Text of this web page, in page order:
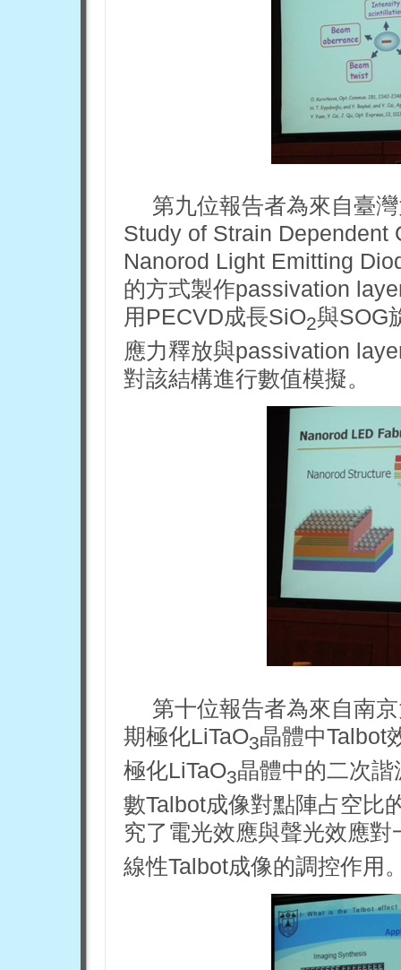
第九位報告者為來自臺
Study of Strain Dependent
Nanorod Light Emitting
的方式製作passivation
用PECVD成長SiO2與SOG
應力釋放與passivation
對該結構進行數值模擬。
第十位報告者為來自南
期極化LiTaO3晶體中Talbot
極化LiTaO3晶體中的二次
數Talbot成像對點陣占空比
究了電光效應與聲光效應對
線性Talbot成像的調控作用